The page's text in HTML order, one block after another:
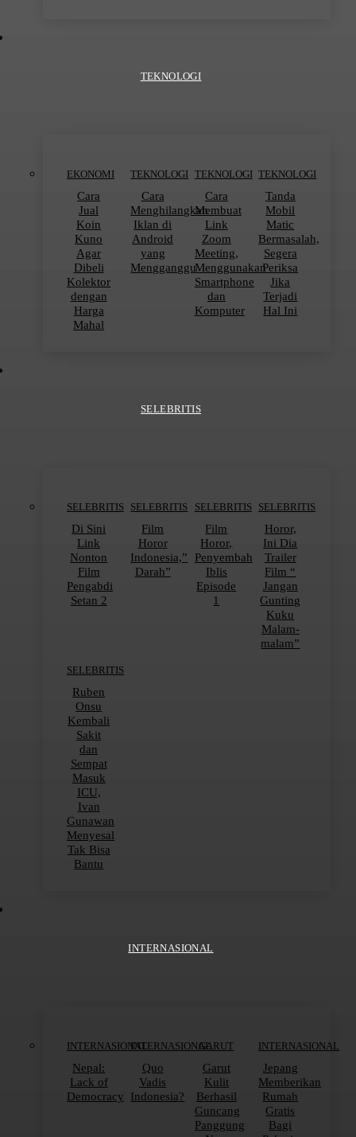
TEKNOLOGI
EKONOMI
Cara
Jual
Koin
Kuno
Agar
Dibeli
Kolektor
dengan
Harga
Mahal
TEKNOLOGI
Cara
Menghilangkan
Iklan di
Android
yang
Mengganggu
TEKNOLOGI
Cara
Membuat
Link
Zoom
Meeting,
Menggunakan
Smartphone
dan
Komputer
TEKNOLOGI
Tanda
Mobil
Matic
Bermasalah,
Segera
Periksa
Jika
Terjadi
Hal Ini
SELEBRITIS
SELEBRITIS
Di Sini
Link
Nonton
Film
Pengabdi
Setan 2
SELEBRITIS
Film
Horor
Indonesia,”
Darah”
SELEBRITIS
Film
Horor,
Penyembah
Iblis
Episode
1
SELEBRITIS
Horor,
Ini Dia
Trailer
Film “
Jangan
Gunting
Kuku
Malam-
malam”
SELEBRITIS
Ruben
Onsu
Kembali
Sakit
dan
Sempat
Masuk
ICU,
Ivan
Gunawan
Menyesal
Tak Bisa
Bantu
INTERNASIONAL
INTERNASIONAL
Nepal:
Lack of
Democracy
INTERNASIONAL
Quo
Vadis
Indonesia?
GARUT
Garut
Kulit
Berhasil
Guncang
Panggung
INTERNASIONAL
Jepang
Memberikan
Rumah
Gratis
Bagi